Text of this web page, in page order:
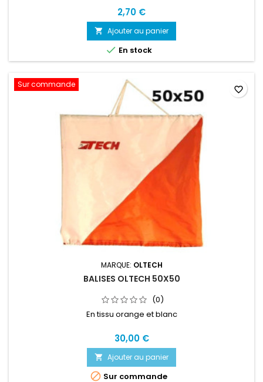
2,70 €
 Ajouter au panier
 En stock
Sur commande
MARQUE: OLTECH
BALISES OLTECH 50X50
(0)
En tissu orange et blanc
30,00 €
 Ajouter au panier
 Sur commande
favorite_border